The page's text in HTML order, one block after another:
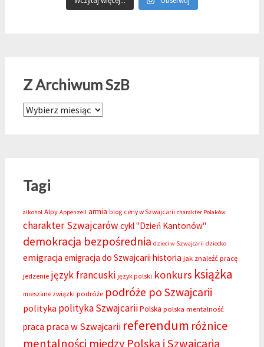
Z Archiwum SzB
Z Archiwum SzB
Tagi
alkohol Alpy Appenzell armia blog ceny w Szwajcarii charakter Polaków
charakter Szwajcarów cykl "Dzień Kantonów"
demokracja bezpośrednia dzieci w Szwajcarii dziecko
emigracjaemigracja do Szwajcarii historia jak znaleźć pracę
jedzenie język francuski język polski konkurs książka
mieszane związki podróże podróże po Szwajcarii
polityka polityka SzwajcariiPolska polska mentalność
praca praca w Szwajcarii referendum różnice
mentalności między Polską i Szwajcarią